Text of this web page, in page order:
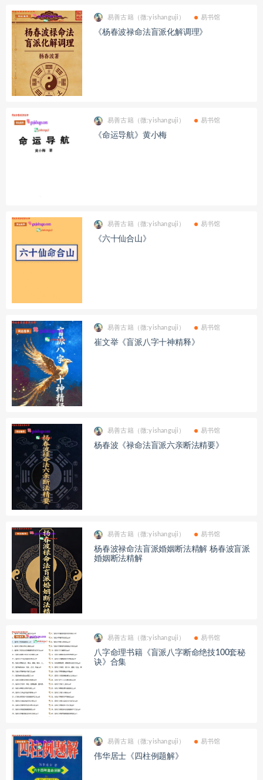
易善古籍（微:yishanguji） 易书馆
《杨春波禄命法盲派化解调理》
易善古籍（微:yishanguji） 易书馆
《命运导航》黄小梅
易善古籍（微:yishanguji） 易书馆
《六十仙合山》
易善古籍（微:yishanguji） 易书馆
崔文举《盲派八字十神精释》
易善古籍（微:yishanguji） 易书馆
杨春波《禄命法盲派六亲断法精要》
易善古籍（微:yishanguji） 易书馆
杨春波禄命法盲派婚姻断法精解 杨春波盲派
婚姻断法精解
易善古籍（微:yishanguji） 易书馆
八字命理书籍《​盲派八字断命绝技100套秘
诀》合集
易善古籍（微:yishanguji） 易书馆
伟华居士《四柱例题解》